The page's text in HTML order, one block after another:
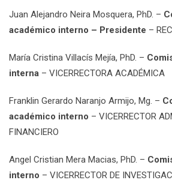
Juan Alejandro Neira Mosquera, PhD. –
académico interno – Presidente –
María Cristina Villacís Mejía, PhD. –
interna – VICERRECTORA ACADÉMICA
Franklin Gerardo Naranjo Armijo, Mg. –
académico interno – VICERRECTOR
FINANCIERO
Angel Cristian Mera Macias, PhD. –
interno – VICERRECTOR DE